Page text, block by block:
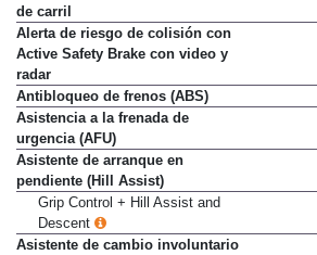
de carril
Alerta de riesgo de colisión con
Active Safety Brake con video y
radar
Antibloqueo de frenos (ABS)
Asistencia a la frenada de
urgencia (AFU)
Asistente de arranque en
pendiente (Hill Assist)
Grip Control + Hill Assist and
Descent
Asistente de cambio involuntario